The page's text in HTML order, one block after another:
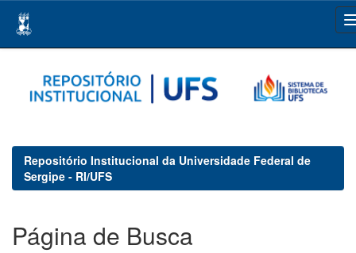
navigation
Repositório Institucional da Universidade Federal de
Sergipe - RI/UFS
Página de Busca